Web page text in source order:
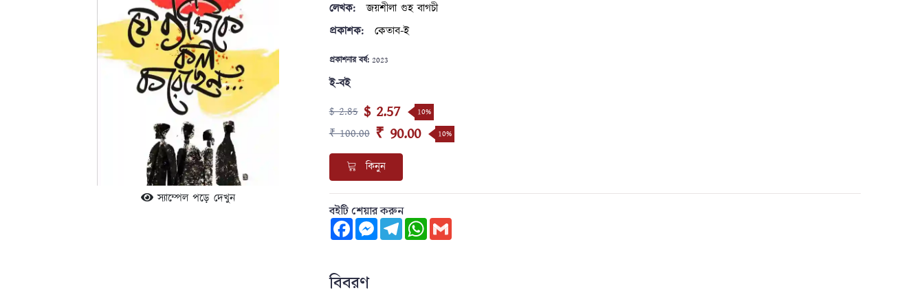
স্যাম্পেল পড়ে দেখুন
লেখক:
জয়শীলা গুহ বাগচী
প্রকাশক:
কেতাব-ই
প্রকাশনার বর্ষ:2023
ই-বই
$ 2.85 $ 2.57 10%
₹ 100.00 ₹ 90.00 10%
কিনুন
বইটি শেয়ার করুন
FacebookMessenger
TelegramWhatsApp
Gmail
বিবরণ